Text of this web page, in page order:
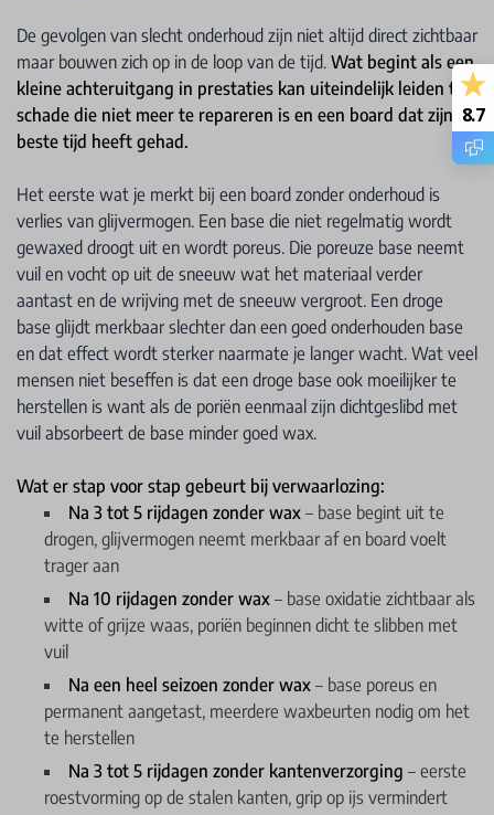
De gevolgen van slecht onderhoud zijn niet altijd direct zichtbaar
maar bouwen zich op in de loop van de tijd. Wat begint als een
kleine achteruitgang in prestaties kan uiteindelijk leiden tot
schade die niet meer te repareren is en een board dat zijn
beste tijd heeft gehad.
Het eerste wat je merkt bij een board zonder onderhoud is
verlies van glijvermogen. Een base die niet regelmatig wordt
gewaxed droogt uit en wordt poreus. Die poreuze base neemt
vuil en vocht op uit de sneeuw wat het materiaal verder
aantast en de wrijving met de sneeuw vergroot. Een droge
base glijdt merkbaar slechter dan een goed onderhouden base
en dat effect wordt sterker naarmate je langer wacht. Wat veel
mensen niet beseffen is dat een droge base ook moeilijker te
herstellen is want als de poriën eenmaal zijn dichtgeslibd met
vuil absorbeert de base minder goed wax.
Wat er stap voor stap gebeurt bij verwaarlozing:
Na 3 tot 5 rijdagen zonder wax – base begint uit te
drogen, glijvermogen neemt merkbaar af en board voelt
trager aan
Na 10 rijdagen zonder wax – base oxidatie zichtbaar als
witte of grijze waas, poriën beginnen dicht te slibben met
vuil
Na een heel seizoen zonder wax – base poreus en
permanent aangetast, meerdere waxbeurten nodig om het
te herstellen
Na 3 tot 5 rijdagen zonder kantenverzorging – eerste
roestvorming op de stalen kanten, grip op ijs vermindert
8.7